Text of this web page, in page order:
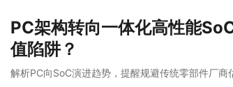
PC架构转向一体化高性能
值陷阱？
解析PC向SoC演进趋势，提醒规避传统零部件厂商